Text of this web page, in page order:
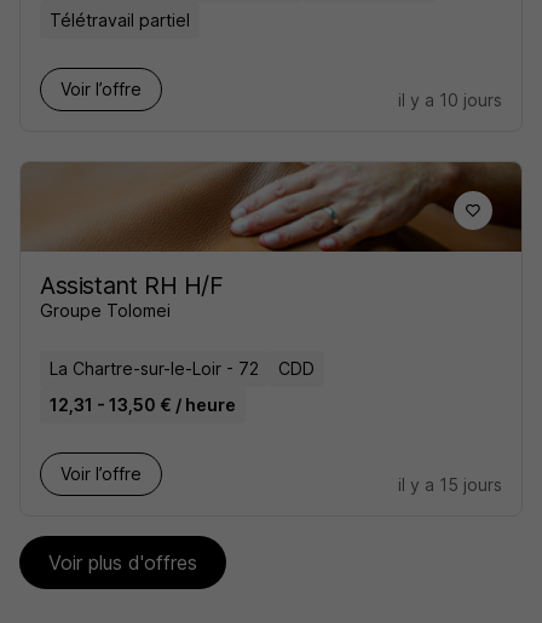
Télétravail partiel
Voir l’offre
il y a 10 jours
Assistant RH H/F
Groupe Tolomei
La Chartre-sur-le-Loir - 72
CDD
12,31 - 13,50 € / heure
Voir l’offre
il y a 15 jours
Voir plus d'offres